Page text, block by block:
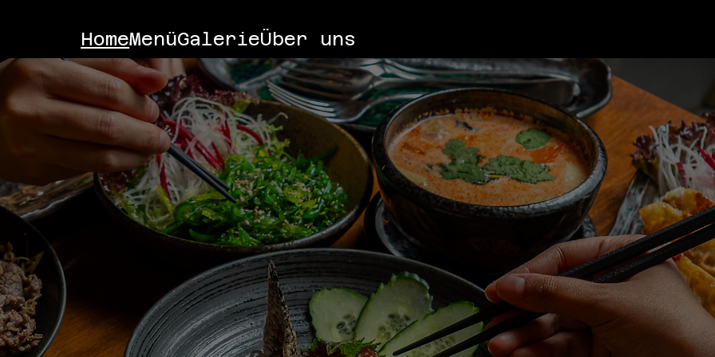
HomeMenüGalerieÜber uns